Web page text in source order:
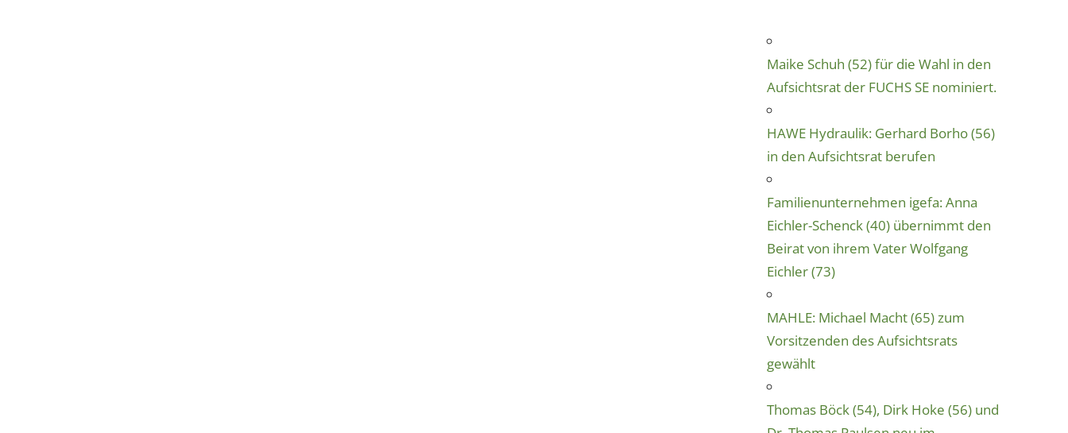
Maike Schuh (52) für die Wahl in den
Aufsichtsrat der FUCHS SE nominiert.
HAWE Hydraulik: Gerhard Borho (56)
in den Aufsichtsrat berufen
Familienunternehmen igefa: Anna
Eichler-Schenck (40) übernimmt den
Beirat von ihrem Vater Wolfgang
Eichler (73)
MAHLE: Michael Macht (65) zum
Vorsitzenden des Aufsichtsrats
gewählt
Thomas Böck (54), Dirk Hoke (56) und